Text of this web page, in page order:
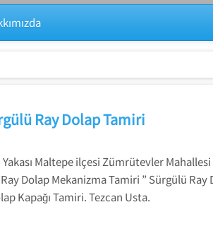
Ray Dolap Tamiri
Maltepe ilçesi Zümrütevler
Dolap Mekanizma Tamiri ” Sürgülü Ray
Kapağı Tamiri. Tezcan Usta.